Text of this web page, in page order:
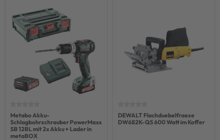
Metabo Akku-
Schlagbohrschrauber PowerMaxx
SB 12BL mit 2x Akku + Lader in
metaBOX
DEWALT Flachduebelfraese
DW682K-QS 600 Watt im Koffer